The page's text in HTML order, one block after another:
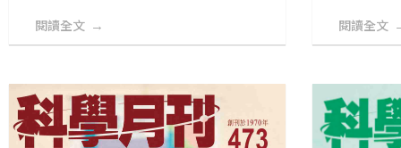
閱讀全文 閱讀全文